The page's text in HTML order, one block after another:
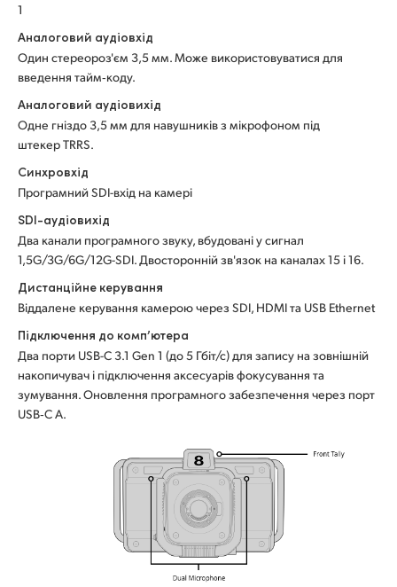
1
Аналоговий аудіовхід
Один стереороз'єм 3,5 мм. Може використовуватися для
введення тайм‑коду.
Аналоговий аудіовихід
Одне гніздо 3,5 мм для навушників з мікрофоном під
штекер TRRS.
Синхровхід
Програмний SDI-вхід на камері
SDI-аудіовихід
Два канали програмного звуку, вбудовані у сигнал
1,5G/3G/6G/12G-SDI. Двосторонній зв'язок на каналах 15 і 16.
Дистанційне керування
Віддалене керування камерою через SDI, HDMI та USB Ethernet
Підключення до комп’ютера
Два порти USB-C 3.1 Gen 1 (до 5 Гбіт/с) для запису на зовнішній
накопичувач і підключення аксесуарів фокусування та
зумування. Оновлення програмного забезпечення через порт
USB‑C A.